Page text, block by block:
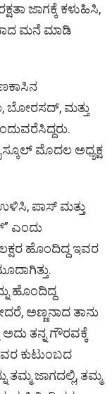
ಜಾಗಕ್ಕೆ ಕಳುಹಿಸಿ,
ಮನೆ ಮಾಡಿ
ಬೋರಸದ್, ಮತ್ತು
ಮೊದಲ ಅಧ್ಯಕ್ಷ
ಪಾಸ್ ಮತ್ತು
ಎಂದು
ಹೊಂದಿದ್ದ ಇವರ
ಹೊಂದಿದ್ದ
ಅಣ್ಣನಾದ ತಾನು
ತನ್ನ ಗೌರವಕ್ಕೆ
ಕುಟುಂಬದ
ಜಾಗದಲ್ಲಿ, ತಮ್ಮ